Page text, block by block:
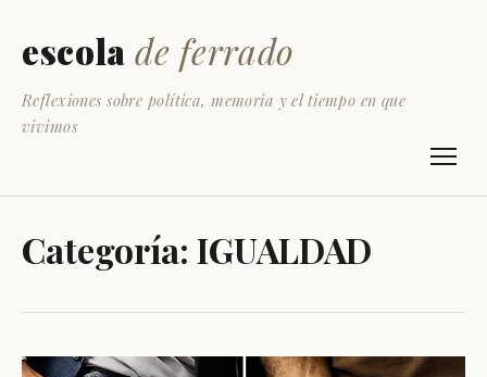
escola de ferrado
Reflexiones sobre política, memoria y el tiempo en que
vivimos
Categoría: IGUALDAD